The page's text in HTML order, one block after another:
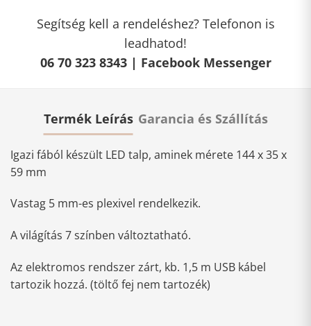
Segítség kell a rendeléshez? Telefonon is
leadhatod!
06 70 323 8343 | Facebook Messenger
Termék Leírás Garancia és Szállítás
Igazi fából készült LED talp, aminek mérete 144 x 35 x
59 mm
Vastag 5 mm-es plexivel rendelkezik.
A világítás 7 színben változtatható.
Az elektromos rendszer zárt, kb. 1,5 m USB kábel
tartozik hozzá. (töltő fej nem tartozék)